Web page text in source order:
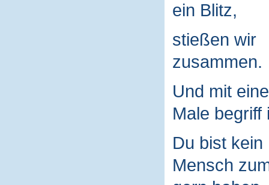
ein Blitz,
stießen wir
zusammen.
Und mit
Male begriff
Du bist kein
Mensch